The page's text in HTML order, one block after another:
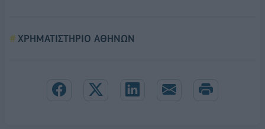
ΧΡΗΜΑΤΙΣΤΗΡΙΟ ΑΘΗΝΩΝ